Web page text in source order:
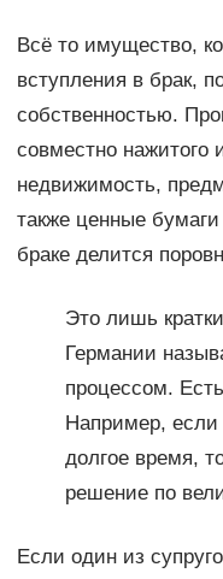
Всё то имущество,
вступления в брак,
собственностью.
совместно
недвижимость,
также ценные
браке делится
Это лишь
Германии
процессом.
Например, если
долгое время,
решение по
Если один из